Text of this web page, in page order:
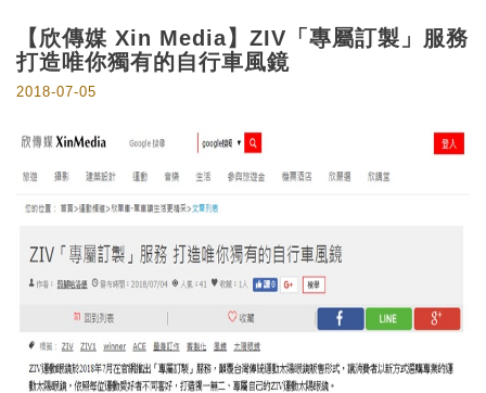
【欣傳媒 Xin Media】ZIV「專屬訂製」服務
打造唯你獨有的自行車風鏡
2018-07-05